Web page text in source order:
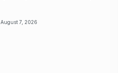
August 7, 2026